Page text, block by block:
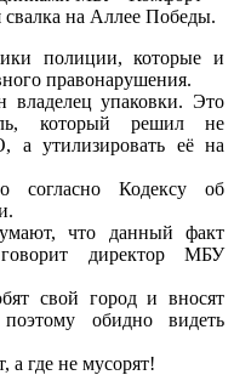
полиции, которые и
правонарушения.
владелец упаковки. Это
который решил не
а утилизировать её на
согласно Кодексу об
что данный факт
директор МБУ
свой город и вносят
обидно видеть
а где не мусорят!